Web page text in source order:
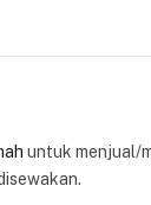
untuk menjual/